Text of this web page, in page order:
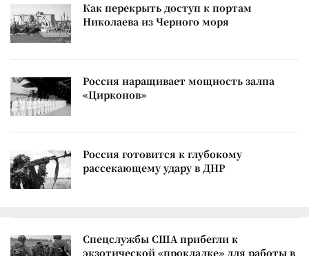
Как перекрыть доступ к портам
Николаева из Черного моря
Россия наращивает мощность залпа
«Цирконов»
Россия готовится к глубокому
рассекающему удару в ДНР
Спецслужбы США прибегли к
экзотической «прокладке» для работы в